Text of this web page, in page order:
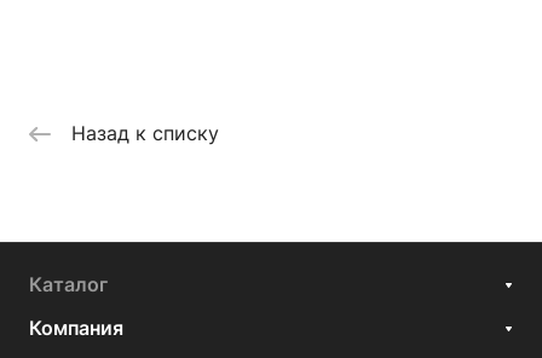
Назад к списку
Каталог
Компания